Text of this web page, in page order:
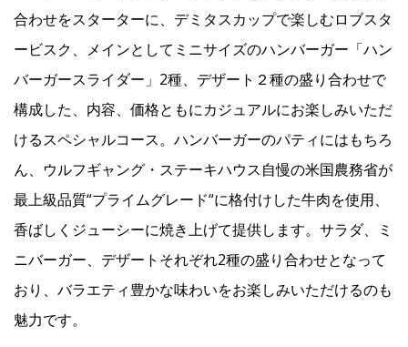
合わせをスターターに、デミタスカップで楽しむロブスタ
ービスク、メインとしてミニサイズのハンバーガー「ハン
バーガースライダー」2種、デザート２種の盛り合わせで
構成した、内容、価格ともにカジュアルにお楽しみいただ
けるスペシャルコース。ハンバーガーのパティにはもちろ
ん、ウルフギャング・ステーキハウス自慢の米国農務省が
最上級品質“プライムグレード“に格付けした牛肉を使用、
香ばしくジューシーに焼き上げて提供します。サラダ、ミ
ニバーガー、デザートそれぞれ2種の盛り合わせとなって
おり、バラエティ豊かな味わいをお楽しみいただけるのも
魅力です。